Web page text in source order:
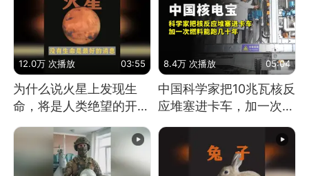
12.0万 次播放 03:55
为什么说火星上发现生
命，将是人类绝望的开
8.4万 次播放 05:04
中国科学家把10兆瓦核反
应堆塞进卡车，加一次燃